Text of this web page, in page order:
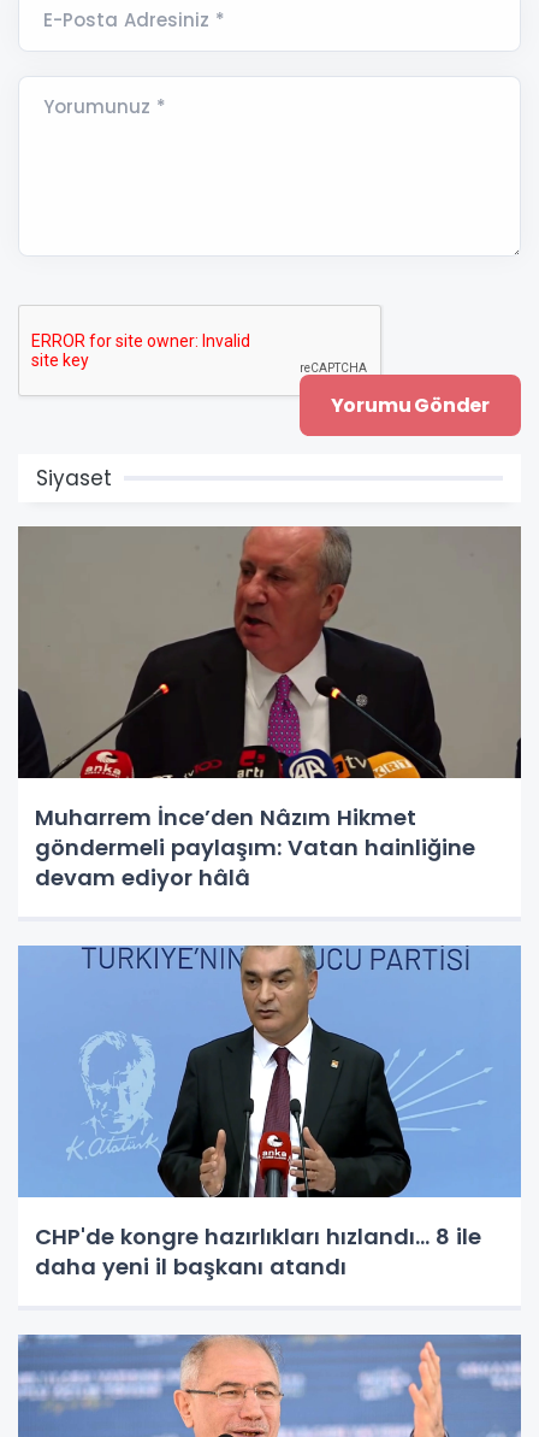
E-Posta Adresiniz *
Yorumunuz *
Siyaset
Muharrem İnce’den Nâzım Hikmet
göndermeli paylaşım: Vatan hainliğine
devam ediyor hâlâ
CHP'de kongre hazırlıkları hızlandı... 8 ile
daha yeni il başkanı atandı